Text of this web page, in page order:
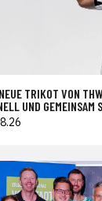
TRIKOT VON
UND GEMEINSAM